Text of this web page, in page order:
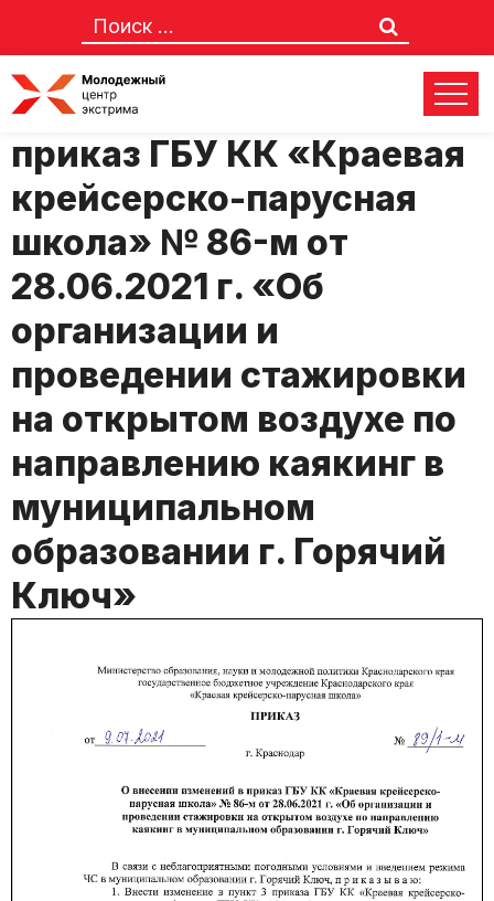
О внесении изменений в
приказ ГБУ КК «Краевая
крейсерско-парусная
школа» № 86-м от
28.06.2021 г. «Об
организации и
проведении стажировки
на открытом воздухе по
направлению каякинг в
муниципальном
образовании г. Горячий
Ключ»